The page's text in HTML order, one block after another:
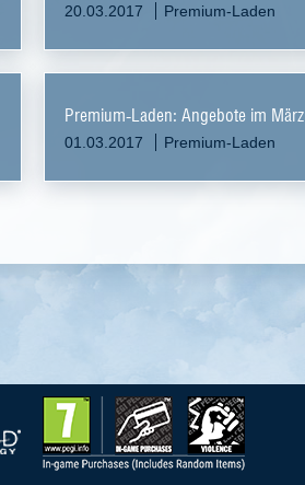
20.03.2017 Premium-Laden
Premium-Laden: Angebote im März
01.03.2017 Premium-Laden